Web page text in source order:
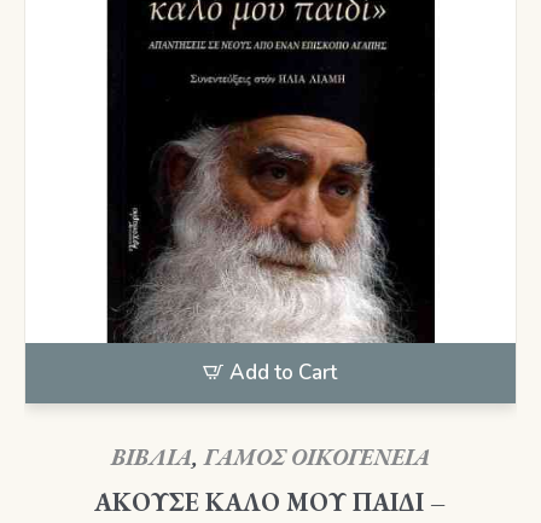
Add to Cart
ΒΙΒΛΙΑ,ΓΑΜΟΣ ΟΙΚΟΓΕΝΕΙΑ
ΑΚΟΥΣΕ ΚΑΛΟ ΜΟΥ ΠΑΙΔΙ –